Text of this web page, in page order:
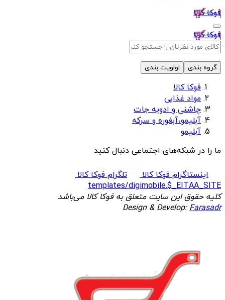
فوکا کالا
فوکا کالا
گروه بندی اولویت بندی
فوکا کالا
مواد غذایی
چاشنی و ادویه جات
آبلیمو،آبغوره و سرکه
آبلیمو
ما را در شبکه‌های اجتماعی دنبال کنید
اینستاگرام فوکا کالا
تلگرام فوکا کالا
templates/digimobile.$_EITAA_SITE
کلیه حقوق این سایت متعلق به فوکا کالا می‌باشد
Design & Develop:Farasadr